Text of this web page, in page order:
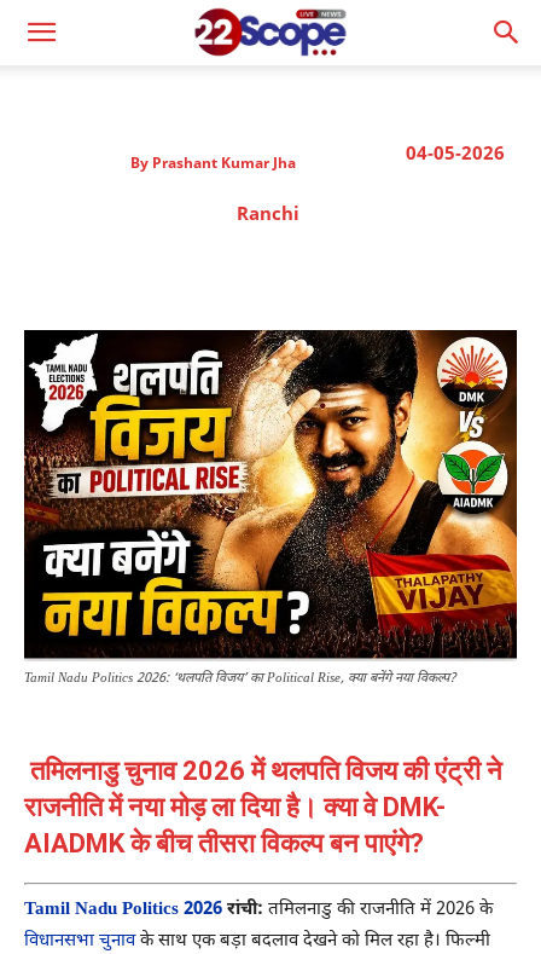
04-05-2026
By Prashant Kumar Jha
Ranchi
Tamil Nadu Politics 2026: ‘थलपति विजय’ का Political Rise, क्या बनेंगे नया विकल्प?
तमिलनाडु चुनाव 2026 में थलपति विजय की एंट्री ने
राजनीति में नया मोड़ ला दिया है। क्या वे DMK-
AIADMK के बीच तीसरा विकल्प बन पाएंगे?
Tamil Nadu Politics 2026 रांची: तमिलनाडु की राजनीति में 2026 के
विधानसभा चुनावके साथ एक बड़ा बदलाव देखने को मिल रहा है। फिल्मी